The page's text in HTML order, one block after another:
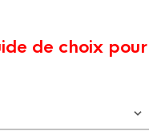
de choix pour